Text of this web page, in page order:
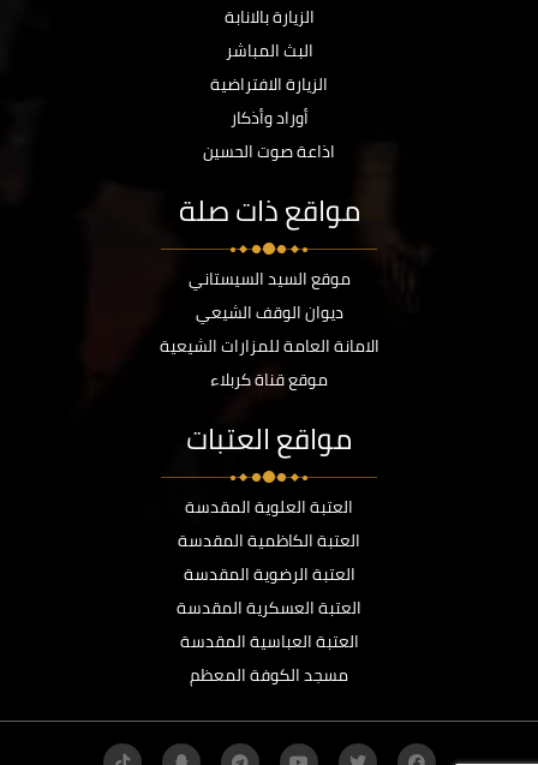
الزيارة بالانابة
البث المباشر
الزيارة الافتراضية
أوراد وأذكار
اذاعة صوت الحسين
مواقع ذات صلة
موقع السيد السيستاني
ديوان الوقف الشيعي
الامانة العامة للمزارات الشيعية
موقع قناة كربلاء
مواقع العتبات
العتبة العلوية المقدسة
العتبة الكاظمية المقدسة
العتبة الرضوية المقدسة
العتبة العسكرية المقدسة
العتبة العباسية المقدسة
مسجد الكوفة المعظم